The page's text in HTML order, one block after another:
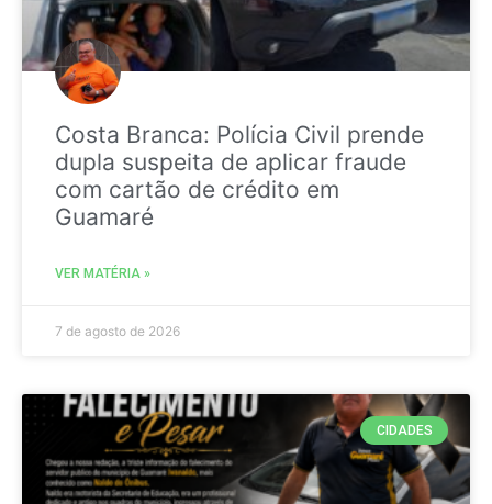
Costa Branca: Polícia Civil prende
dupla suspeita de aplicar fraude
com cartão de crédito em
Guamaré
VER MATÉRIA »
7 de agosto de 2026
CIDADES